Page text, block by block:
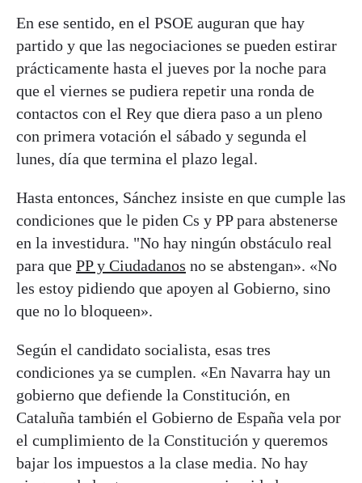
En ese sentido, en el PSOE auguran que hay
partido y que las negociaciones se pueden estirar
prácticamente hasta el jueves por la noche para
que el viernes se pudiera repetir una ronda de
contactos con el Rey que diera paso a un pleno
con primera votación el sábado y segunda el
lunes, día que termina el plazo legal.
Hasta entonces, Sánchez insiste en que cumple las
condiciones que le piden Cs y PP para abstenerse
en la investidura. "No hay ningún obstáculo real
para que PP y Ciudadanos no se abstengan». «No
les estoy pidiendo que apoyen al Gobierno, sino
que no lo bloqueen».
Según el candidato socialista, esas tres
condiciones ya se cumplen. «En Navarra hay un
gobierno que defiende la Constitución, en
Cataluña también el Gobierno de España vela por
el cumplimiento de la Constitución y queremos
bajar los impuestos a la clase media. No hay